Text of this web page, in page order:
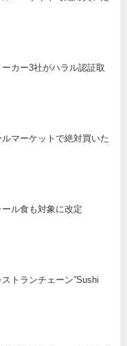
カー3社がハラル認証取
ルマーケットで絶対買いた
ール食も対象に改定
トランチェーン”Sushi